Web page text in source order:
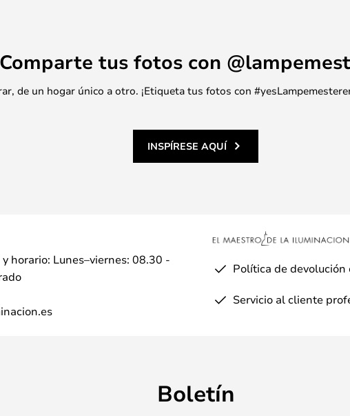
Comparte tus fotos con
de un hogar único a otro. ¡Etiqueta tus fotos con
INSPÍRESE AQUÍ
horario: Lunes–viernes: 08.30 -
Política de devolución
Servicio al cliente
Boletín